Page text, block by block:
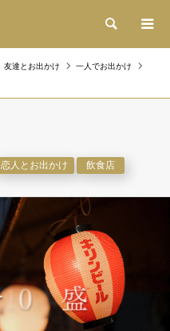
検索
友達とお出かけ
一人でお出かけ
恋人とお出かけ 飲食店